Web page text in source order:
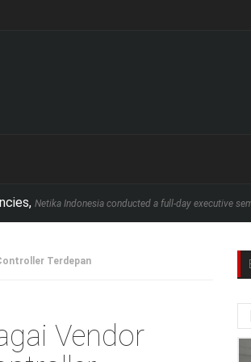
Indonesia conducted a full-day executive seminar in
Terdepan
Vendor